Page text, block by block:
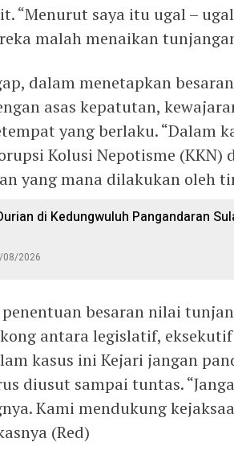
“Menurut saya itu ugal –
malah menaikan
dalam menetapkan
asas kepatutan,
yang berlaku. “Dalam
Kolusi Nepotisme (KKN)
yang mana dilakukan oleh
di Kedungwuluh Pangandaran
08/2026
besaran nilai
antara legislatif,
kasus ini Kejari jangan
diusut sampai tuntas.
Kami mendukung
(Red)